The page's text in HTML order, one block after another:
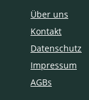
Über uns
Kontakt
Datenschutz
Impressum
AGBs